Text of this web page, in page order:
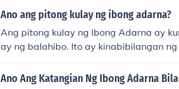
n o enerhiya dahil sa pagkukumpuni ng
Ano ang pitong kulay ng ibong adarna?
Ang pitong kulay ng Ibong Adarna ay
ay ng balahibo. Ito ay kinabibilangan
ng bawat kulay ay may simbolismong
nsipe sa alamat. Ang Ibong Adarna ay
Ano Ang Katangian Ng Ibong Adarna